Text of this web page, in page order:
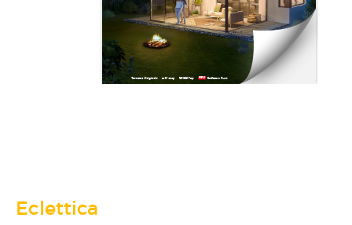
Eclettica